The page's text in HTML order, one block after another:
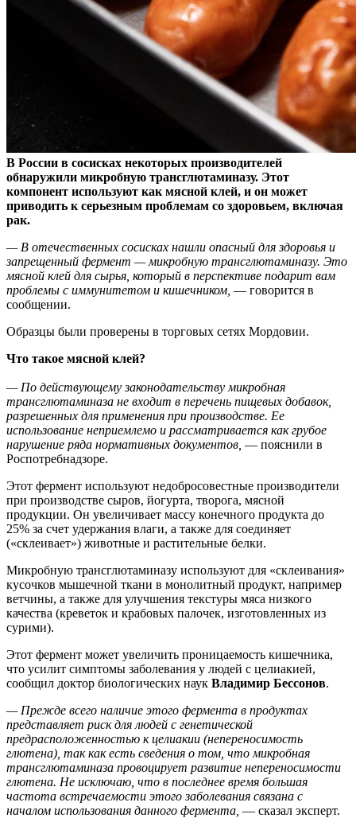
В России в сосисках некоторых производителей
обнаружили микробную трансглютаминазу. Этот
компонент используют как мясной клей, и он может
приводить к серьезным проблемам со здоровьем, включая
рак.
— В отечественных сосисках нашли опасный для здоровья и
запрещенный фермент — микробную трансглютаминазу. Это
мясной клей для сырья, который в перспективе подарит вам
проблемы с иммунитетом и кишечником, — говорится в
сообщении.
Образцы были проверены в торговых сетях Мордовии.
Что такое мясной клей?
— По действующему законодательству микробная
трансглютаминаза не входит в перечень пищевых добавок,
разрешенных для применения при производстве. Ее
использование неприемлемо и рассматривается как грубое
нарушение ряда нормативных документов, — пояснили в
Роспотребнадзоре.
Этот фермент используют недобросовестные производители
при производстве сыров, йогурта, творога, мясной
продукции. Он увеличивает массу конечного продукта до
25% за счет удержания влаги, а также для соединяет
(«склеивает») животные и растительные белки.
Микробную трансглютаминазу используют для «склеивания»
кусочков мышечной ткани в монолитный продукт, например
ветчины, а также для улучшения текстуры мяса низкого
качества (креветок и крабовых палочек, изготовленных из
сурими).
Этот фермент может увеличить проницаемость кишечника,
что усилит симптомы заболевания у людей с целиакией,
сообщил доктор биологических наук Владимир Бессонов.
— Прежде всего наличие этого фермента в продуктах
представляет риск для людей с генетической
предрасположенностью к целиакии (непереносимость
глютена), так как есть сведения о том, что микробная
трансглютаминаза провоцирует развитие непереносимости
глютена. Не исключаю, что в последнее время большая
частота встречаемости этого заболевания связана с
началом использования данного фермента, — сказал эксперт.